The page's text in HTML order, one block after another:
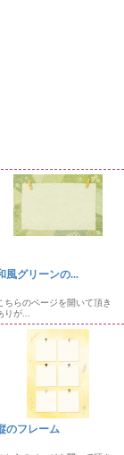
風グリーンの...
ちらのページを開いて頂き
りが...
のフレーム